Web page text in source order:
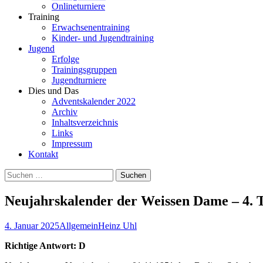
Onlineturniere
Training
Erwachsenentraining
Kinder- und Jugendtraining
Jugend
Erfolge
Trainingsgruppen
Jugendturniere
Dies und Das
Adventskalender 2022
Archiv
Inhaltsverzeichnis
Links
Impressum
Kontakt
Suchen
nach:
Neujahrskalender der Weissen Dame – 4.
4. Januar 2025AllgemeinHeinz Uhl
Richtige Antwort: D